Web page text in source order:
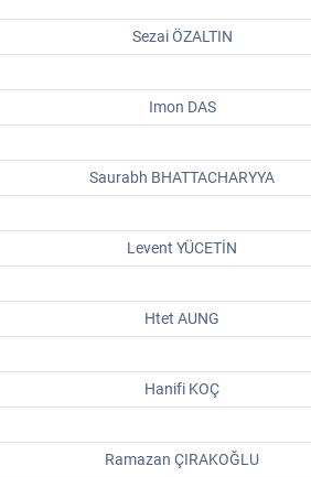
Sezai ÖZALTIN
Imon DAS
Saurabh BHATTACHARYYA
Levent YÜCETİN
Htet AUNG
Hanifi KOÇ
Ramazan ÇIRAKOĞLU